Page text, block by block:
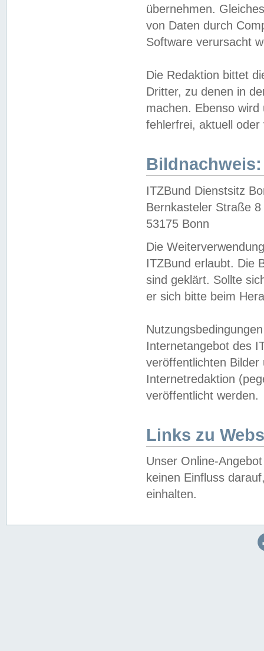
übernehmen.
von Daten durch
Software verursacht
Die Redaktion bittet
Dritter, zu denen in
machen. Ebenso
fehlerfrei, aktuell oder
Bildnachweis:
ITZBund Dienstsitz
Bernkasteler Straße 8
53175 Bonn
Die
ITZBund erlaubt. Die
sind geklärt. Sollte
er sich bitte beim
Internetangebot des
veröffentlichten
Internetredaktion
veröffentlicht werden.
Links zu
Unser Online-
keinen Einfluss
einhalten.